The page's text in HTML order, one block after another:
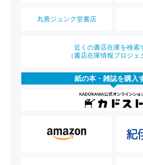
丸善ジュンク堂書店
近くの書店在庫を検索
（書店在庫情報プロジェ
紙の本・雑誌を購入